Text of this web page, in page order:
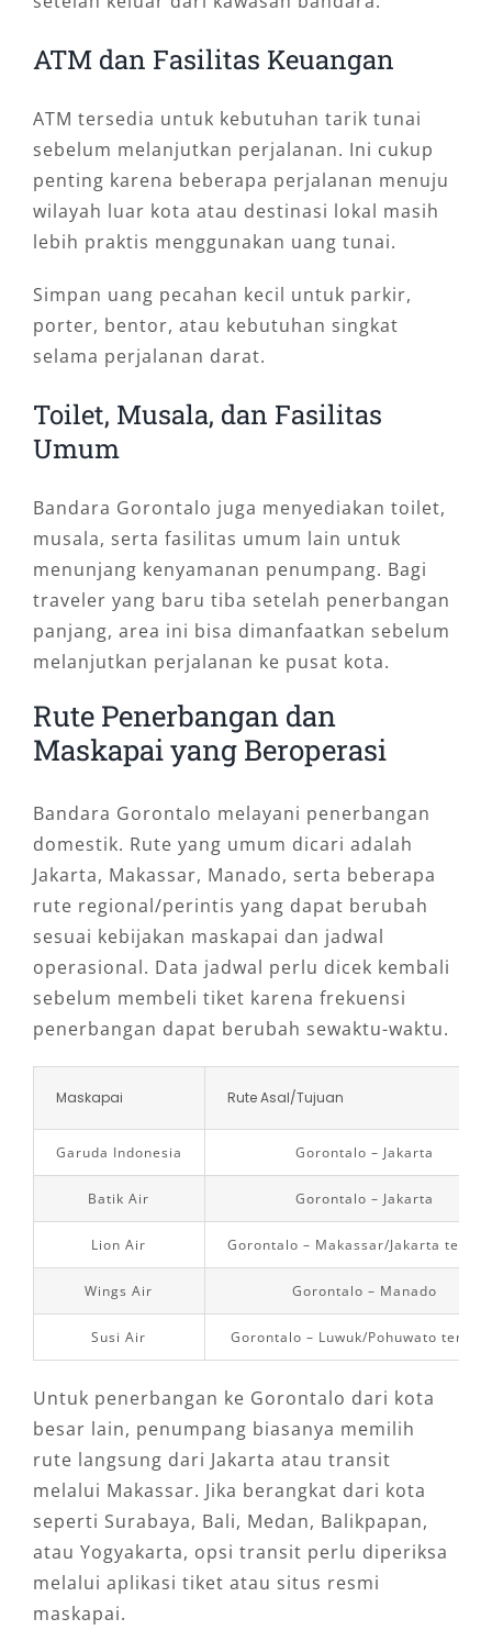
sendiri.
5. Sewa Mobil Bulanan atau
Kontrak
Untuk kebutuhan operasional lebih panjang,
tersedia opsi sewa bulanan atau kontrak
maupun instansi.
Siapa yang Cocok Menggunakan
Layanan sewa mobil Bandara Djalaluddin cocok
hanya wisatawan, tetapi juga pelanggan bisnis
yang membutuhkan transportasi rapi dan
profesional.
Layanan ini direkomendasikan untuk:
Gorontalo
Keluarga dengan anak atau orang tua
Tamu perusahaan dan perjalanan dinas
Rombongan kecil dari luar kota
Penumpang dengan banyak bagasi
Peserta event, seminar, atau kunjungan
kerja
Wisatawan yang ingin perjalanan lebih
fleksibel
Pelanggan yang membutuhkan layanan
terpercaya 24 jam
Dengan sopir lokal, perjalanan menjadi lebih
praktis karena Anda tidak perlu mempelajari
rute dari awal. Ini sangat membantu saat
jadwal padat atau waktu kunjungan di
Gorontalo terbatas.
ATM dan Fasilitas Keuangan
ATM tersedia untuk kebutuhan tarik tunai
sebelum melanjutkan perjalanan. Ini cukup
penting karena beberapa perjalanan menuju
wilayah luar kota atau destinasi lokal masih
lebih praktis menggunakan uang tunai.
Simpan uang pecahan kecil untuk parkir,
porter, bentor, atau kebutuhan singkat
selama perjalanan darat.
Toilet, Musala, dan Fasilitas
Umum
Bandara Gorontalo juga menyediakan toilet,
musala, serta fasilitas umum lain untuk
menunjang kenyamanan penumpang. Bagi
traveler yang baru tiba setelah penerbangan
panjang, area ini bisa dimanfaatkan sebelum
melanjutkan perjalanan ke pusat kota.
Rute Penerbangan dan
Maskapai yang Beroperasi
Bandara Gorontalo melayani penerbangan
domestik. Rute yang umum dicari adalah
Jakarta, Makassar, Manado, serta beberapa
rute regional/perintis yang dapat berubah
sesuai kebijakan maskapai dan jadwal
operasional. Data jadwal perlu dicek kembali
sebelum membeli tiket karena frekuensi
penerbangan dapat berubah sewaktu-waktu.
Maskapai Rute Asal/Tujuan
Garuda Indonesia Gorontalo – Jakarta
Batik Air Gorontalo – Jakarta
Lion Air Gorontalo – Makassar/Jakarta
Wings Air Gorontalo – Manado
Susi Air Gorontalo – Luwuk/Pohuwato
Untuk penerbangan ke Gorontalo dari kota
besar lain, penumpang biasanya memilih
rute langsung dari Jakarta atau transit
melalui Makassar. Jika berangkat dari kota
seperti Surabaya, Bali, Medan, Balikpapan,
atau Yogyakarta, opsi transit perlu diperiksa
melalui aplikasi tiket atau situs resmi
maskapai.